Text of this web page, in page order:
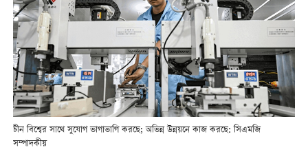
চীন বিশ্বের সাথে সুযোগ ভাগাভাগি করছে; অভিন্ন উন্নয়নে কাজ করছে: সিএমজি
সম্পাদকীয়